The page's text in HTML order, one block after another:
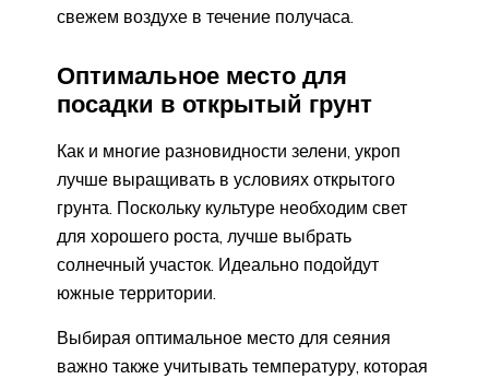
свежем воздухе в течение получаса.
Оптимальное место для
посадки в открытый грунт
Как и многие разновидности зелени, укроп
лучше выращивать в условиях открытого
грунта. Поскольку культуре необходим свет
для хорошего роста, лучше выбрать
солнечный участок. Идеально подойдут
южные территории.
Выбирая оптимальное место для сеяния
важно также учитывать температуру, которая